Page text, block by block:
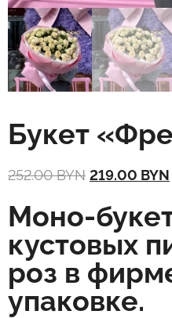
Букет
252.00BYN Original
was:
252.00 BYN.
219.00 BYN
Моно-
кустовых
роз в
упаковке.